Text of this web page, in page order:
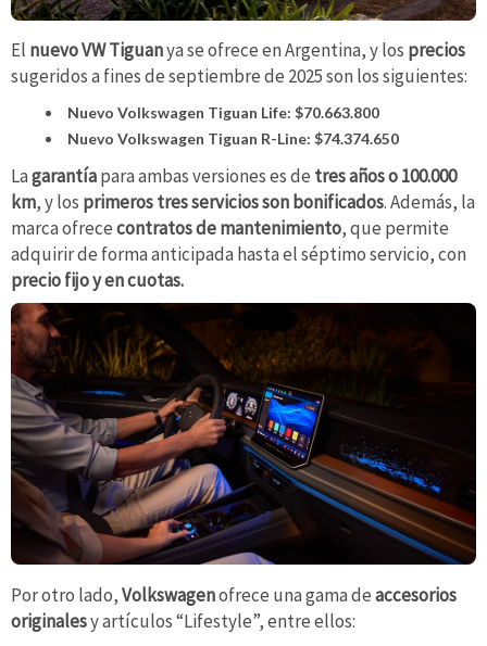
El nuevo VW Tiguanya se ofrece en Argentina, y los precios
sugeridos a fines de septiembre de 2025 son los siguientes:
Nuevo Volkswagen Tiguan Life: $70.663.800
Nuevo Volkswagen Tiguan R-Line: $74.374.650
Lagarantíapara ambas versiones es de tres años o 100.000
km, y los primeros tres servicios son bonificados. Además, la
marca ofrececontratos de mantenimiento, que permite
adquirir de forma anticipada hasta el séptimo servicio, con
precio fijo y en cuotas.
Por otro lado,Volkswagenofrece una gama deaccesorios
originalesy artículos “Lifestyle”, entre ellos: